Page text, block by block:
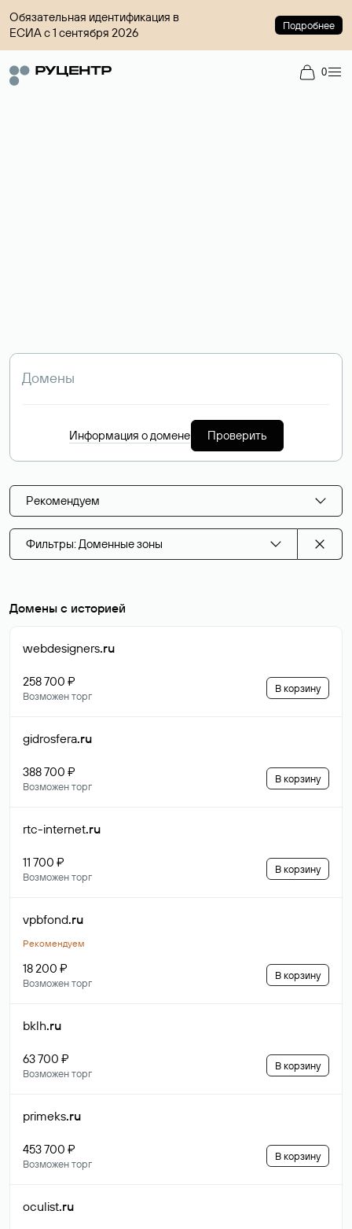
Обязательная идентификация в
ЕСИА с 1 сентября 2026
Подробнее
0
Информация о домене Проверить
Рекомендуем
Фильтры: Доменные зоны
Домены с историей
webdesigners.ru
258 700 ₽
Возможен торг
В корзину
gidrosfera.ru
388 700 ₽
Возможен торг
В корзину
rtc-internet.ru
11 700 ₽
Возможен торг
В корзину
vpbfond.ru
Рекомендуем
18 200 ₽
Возможен торг
В корзину
bklh.ru
63 700 ₽
Возможен торг
В корзину
primeks.ru
453 700 ₽
Возможен торг
В корзину
oculist.ru